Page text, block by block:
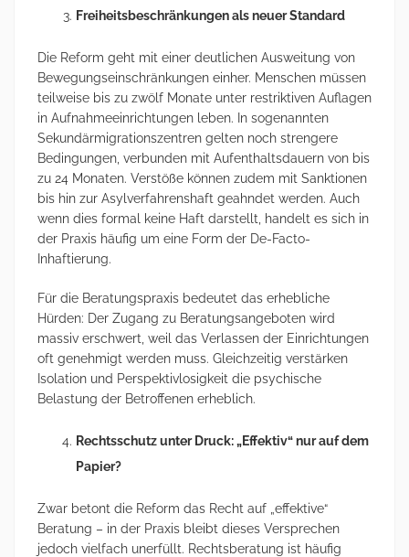
Freiheitsbeschränkungen als neuer Standard
Die Reform geht mit einer deutlichen Ausweitung von
Bewegungseinschränkungen einher. Menschen müssen
teilweise bis zu zwölf Monate unter restriktiven Auflagen
in Aufnahmeeinrichtungen leben. In sogenannten
Sekundärmigrationszentren gelten noch strengere
Bedingungen, verbunden mit Aufenthaltsdauern von bis
zu 24 Monaten. Verstöße können zudem mit Sanktionen
bis hin zur Asylverfahrenshaft geahndet werden. Auch
wenn dies formal keine Haft darstellt, handelt es sich in
der Praxis häufig um eine Form der De-Facto-
Inhaftierung.
Für die Beratungspraxis bedeutet das erhebliche
Hürden: Der Zugang zu Beratungsangeboten wird
massiv erschwert, weil das Verlassen der Einrichtungen
oft genehmigt werden muss. Gleichzeitig verstärken
Isolation und Perspektivlosigkeit die psychische
Belastung der Betroffenen erheblich.
Rechtsschutz unter Druck: „Effektiv“ nur auf dem
Papier?
Zwar betont die Reform das Recht auf „effektive“
Beratung – in der Praxis bleibt dieses Versprechen
jedoch vielfach unerfüllt. Rechtsberatung ist häufig